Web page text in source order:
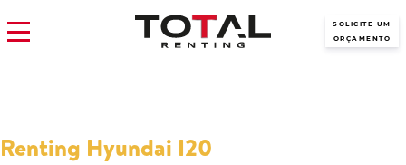
SOLICITE UM
ORÇAMENTO
Renting Hyundai I20